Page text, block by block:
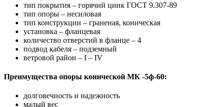
тип покрытия – горячий цинк ГОСТ 9.307-89
тип опоры – несиловая
тип конструкции – граненая, коническая
установка – фланцевая
количество отверстий в фланце – 4
подвод кабеля – подземный
ветровой район – I – IV
Преимущества опоры конической МК -5ф-60:
долговечность и надежность
малый вес